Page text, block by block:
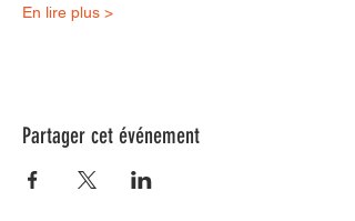
En lire plus >
Partager cet événement